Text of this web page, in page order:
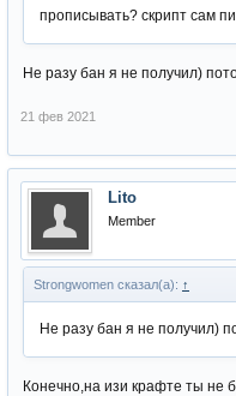
прописывать? скрипт сам
Не разу бан я не получил)
21 фев 2021
Lito
Member
Strongwomen сказал(а): ↑
Не разу бан я не получил)
Конечно,на изи крафте ты не